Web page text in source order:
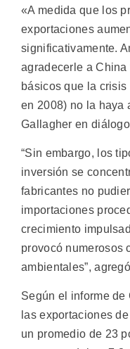
«A medida que los
exportaciones
significativamente.
agradecerle a
básicos que la
en 2008) no la haya
Gallagher en
“Sin embargo, los
inversión se
fabricantes no
importaciones
crecimiento
provocó numerosos
ambientales”,
Según el informe de
las exportaciones
un promedio de 23